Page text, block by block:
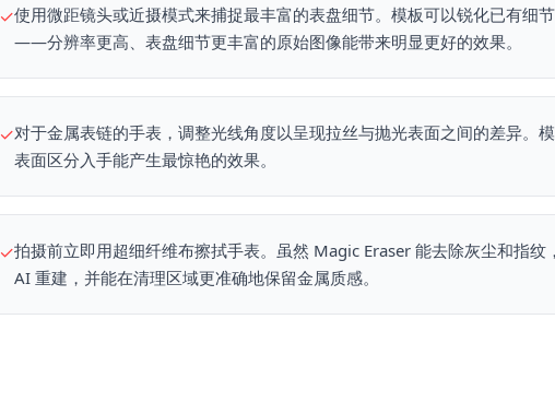
✓使用微距镜头或近摄模式来捕捉最丰富的表盘细节。模板可以锐化已有细
——分辨率更高、表盘细节更丰富的原始图像能带来明显更好的效果。
✓对于金属表链的手表，调整光线角度以呈现拉丝与抛光表面之间的差异。
表面区分入手能产生最惊艳的效果。
✓拍摄前立即用超细纤维布擦拭手表。虽然 Magic Eraser 能去除灰尘和指纹
AI 重建，并能在清理区域更准确地保留金属质感。